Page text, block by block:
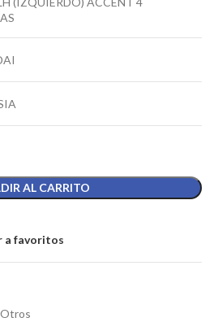
AL CARRITO
a favoritos
Otros